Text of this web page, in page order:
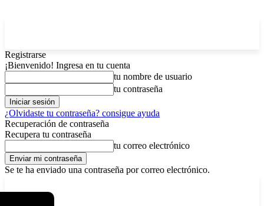
Registrarse
¡Bienvenido! Ingresa en tu cuenta
tu nombre de usuario
tu contraseña
¿Olvidaste tu contraseña? consigue ayuda
Recuperación de contraseña
Recupera tu contraseña
tu correo electrónico
Se te ha enviado una contraseña por correo electrónico.